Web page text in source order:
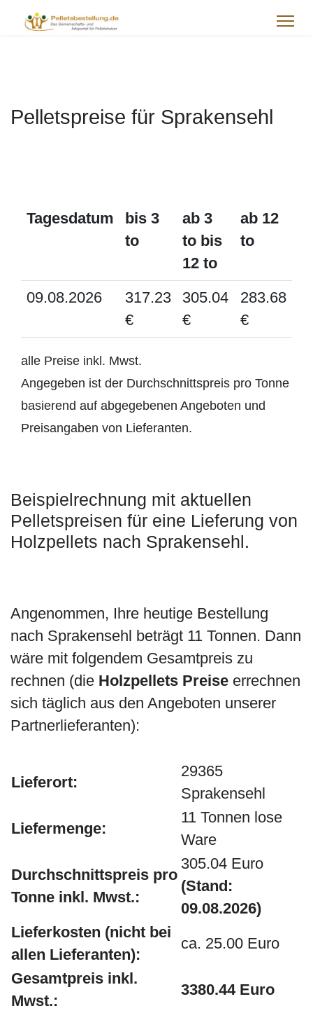
Pelletspreise für Sprakensehl
Tagesdatum
bis 3
to
ab 3
to bis
12 to
ab 12
to
09.08.2026
317.23
€
305.04
€
283.68
€
alle Preise inkl. Mwst.
Angegeben ist der Durchschnittspreis pro Tonne
basierend auf abgegebenen Angeboten und
Preisangaben von Lieferanten.
Beispielrechnung mit aktuellen
Pelletspreisen für eine Lieferung von
Holzpellets nach Sprakensehl.
Angenommen, Ihre heutige Bestellung
nach Sprakensehl beträgt 11 Tonnen. Dann
wäre mit folgendem Gesamtpreis zu
rechnen (die Holzpellets Preise errechnen
sich täglich aus den Angeboten unserer
Partnerlieferanten):
Lieferort:
29365
Sprakensehl
Liefermenge:
11 Tonnen lose
Ware
Durchschnittspreis pro
Tonne inkl. Mwst.:
305.04 Euro
(Stand:
09.08.2026)
Lieferkosten (nicht bei
allen Lieferanten):
ca. 25.00 Euro
Gesamtpreis inkl.
Mwst.:
3380.44 Euro